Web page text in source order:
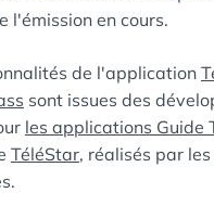
l'émission en cours.
de l'application
sont issues des
les applications Guide
TéléStar, réalisés par